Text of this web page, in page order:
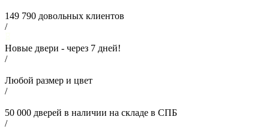
149 790 довольных клиентов
/
Новые двери - через 7 дней!
/
Любой размер и цвет
/
50 000 дверей в наличии на складе в СПБ
/